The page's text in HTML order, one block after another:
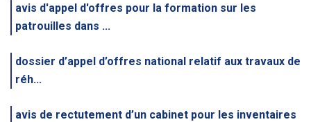
avis d'appel d'offres pour la formation sur les
patrouilles dans ...
dossier d’appel d’offres national relatif aux travaux de
réh...
avis de rectutement d’un cabinet pour les inventaires